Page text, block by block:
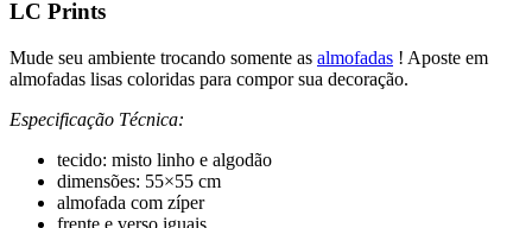
LC Prints
Mude seu ambiente trocando somente as almofadas ! Aposte em
almofadas lisas coloridas para compor sua decoração.
Especificação Técnica:
tecido: misto linho e algodão
dimensões: 55×55 cm
almofada com zíper
frente e verso iguais